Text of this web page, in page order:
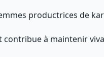
productrices de
contribue à maintenir